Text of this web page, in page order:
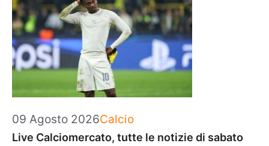
09 Agosto 2026Categorie
Calcio
Live Calciomercato, tutte le notizie di sabato